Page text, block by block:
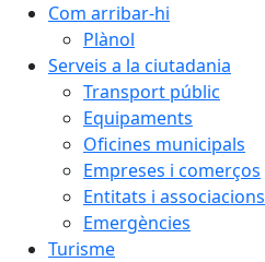
Com arribar-hi
Plànol
Serveis a la ciutadania
Transport públic
Equipaments
Oficines municipals
Empreses i comerços
Entitats i associacions
Emergències
Turisme